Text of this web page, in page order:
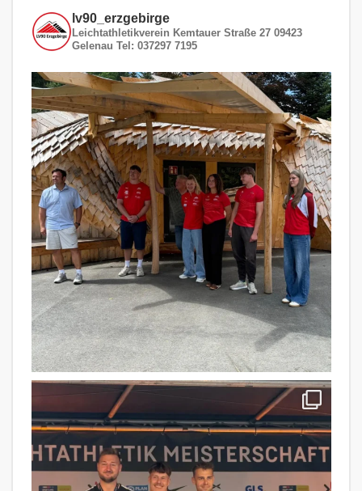
lv90_erzgebirge
Leichtathletikverein Kemtauer Straße 27 09423
Gelenau Tel: 037297 7195